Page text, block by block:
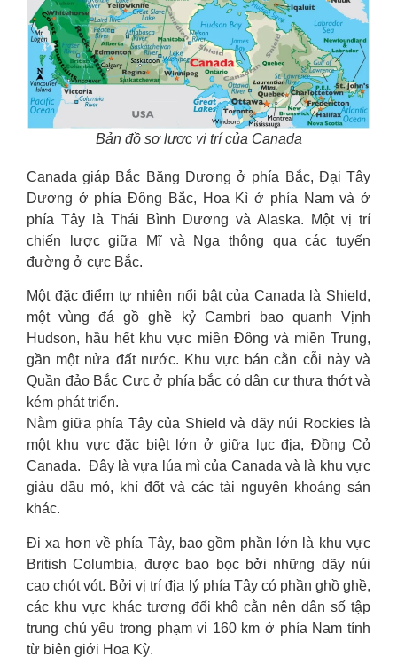
Bản đồ sơ lược vị trí của Canada
Canada giáp Bắc Băng Dương ở phía Bắc, Đại Tây
Dương ở phía Đông Bắc, Hoa Kì ở phía Nam và ở
phía Tây là Thái Bình Dương và Alaska. Một vị trí
chiến lược giữa Mĩ và Nga thông qua các tuyến
đường ở cực Bắc.
Một đặc điểm tự nhiên nổi bật của Canada là Shield,
một vùng đá gồ ghề kỷ Cambri bao quanh Vịnh
Hudson, hầu hết khu vực miền Đông và miền Trung,
gần một nửa đất nước. Khu vực bán cằn cỗi này và
Quần đảo Bắc Cực ở phía bắc có dân cư thưa thớt và
kém phát triển.
Nằm giữa phía Tây của Shield và dãy núi Rockies là
một khu vực đặc biệt lớn ở giữa lục địa, Đồng Cỏ
Canada. Đây là vựa lúa mì của Canada và là khu vực
giàu dầu mỏ, khí đốt và các tài nguyên khoáng sản
khác.
Đi xa hơn về phía Tây, bao gồm phần lớn là khu vực
British Columbia, được bao bọc bởi những dãy núi
cao chót vót. Bởi vị trí địa lý phía Tây có phần ghồ ghề,
các khu vực khác tương đối khô cằn nên dân số tập
trung chủ yếu trong phạm vi 160 km ở phía Nam tính
từ biên giới Hoa Kỳ.